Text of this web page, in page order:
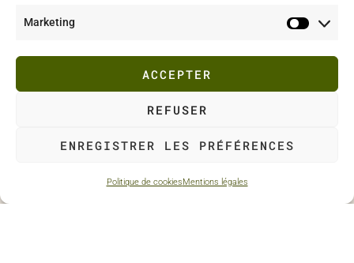
Marketing
ACCEPTER
REFUSER
ENREGISTRER LES PRÉFÉRENCES
Politique de cookiesMentions légales
Me suivre